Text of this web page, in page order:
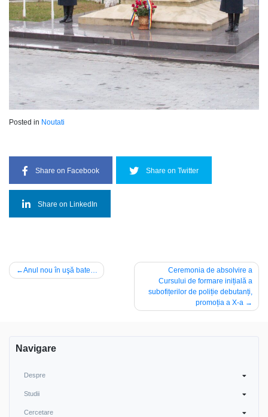
Posted in Noutati
Share on Facebook Share on Twitter
Share on LinkedIn
PostAnul nou în uşă bate…
Ceremonia de absolvire a
Cursului de formare inițială a
subofițerilor de poliție debutanți,
promoția a X-a
Navigare
Despre
Studii
Cercetare